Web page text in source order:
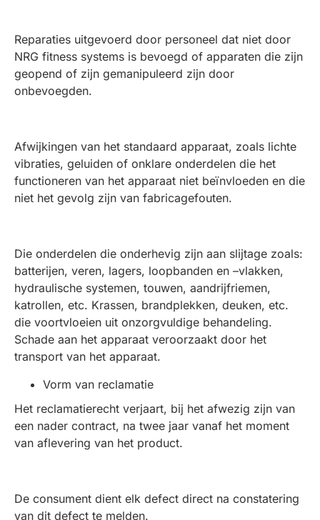
Reparaties uitgevoerd door personeel dat niet door
NRG fitness systems is bevoegd of apparaten die zijn
geopend of zijn gemanipuleerd zijn door
onbevoegden.
Afwijkingen van het standaard apparaat, zoals lichte
vibraties, geluiden of onklare onderdelen die het
functioneren van het apparaat niet beïnvloeden en die
niet het gevolg zijn van fabricagefouten.
Die onderdelen die onderhevig zijn aan slijtage zoals:
batterijen, veren, lagers, loopbanden en –vlakken,
hydraulische systemen, touwen, aandrijfriemen,
katrollen, etc. Krassen, brandplekken, deuken, etc.
die voortvloeien uit onzorgvuldige behandeling.
Schade aan het apparaat veroorzaakt door het
transport van het apparaat.
Vorm van reclamatie
Het reclamatierecht verjaart, bij het afwezig zijn van
een nader contract, na twee jaar vanaf het moment
van aflevering van het product.
De consument dient elk defect direct na constatering
van dit defect te melden.